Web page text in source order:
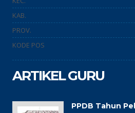
KAB.
PROV.
KODE POS
ARTIKEL GURU
PPDB Tahun